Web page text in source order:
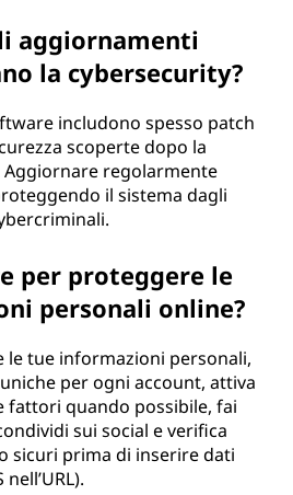
aggiornamenti
la cybersecurity?
includono spesso patch
scoperte dopo la
regolarmente
il sistema dagli
per proteggere le
personali online?
le tue informazioni personali,
per ogni account, attiva
fattori quando possibile, fai
sui social e verifica
sicuri prima di inserire dati